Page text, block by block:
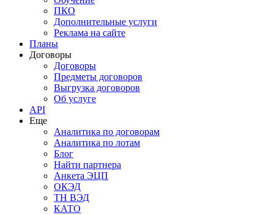
ПКО
Дополнительные услуги
Реклама на сайте
Планы
Договоры
Договоры
Предметы договоров
Выгрузка договоров
Об услуге
API
Еще
Аналитика по договорам
Аналитика по лотам
Блог
Найти партнера
Анкета ЭЦП
ОКЭД
ТН ВЭД
КАТО